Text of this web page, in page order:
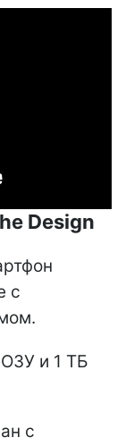
Design
с
и 1 ТБ
с